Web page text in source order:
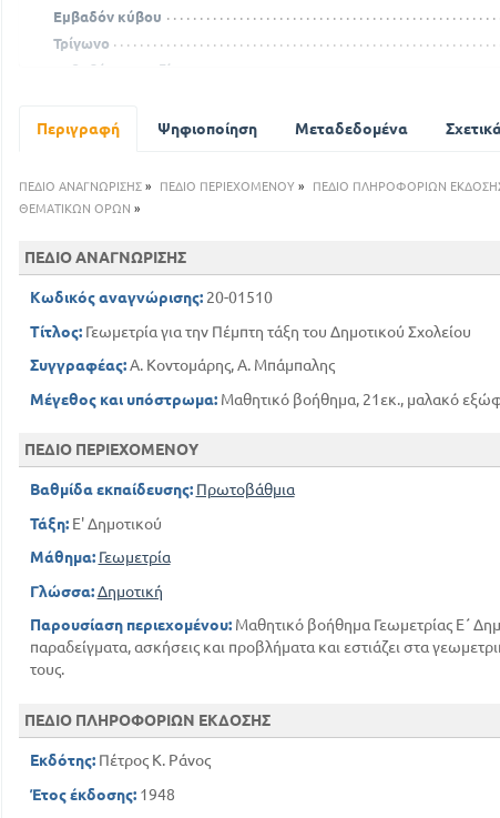
Εμβαδόν κύβου
Τρίγωνο
Εμβαδόν τραπεζίου
Περιγραφή Ψηφιοποίηση Μεταδεδομένα
ΠΕΔΙΟ ΑΝΑΓΝΩΡΙΣΗΣ» ΠΕΔΙΟ ΠΕΡΙΕΧΟΜΕΝΟΥ» ΠΕΔΙΟ ΠΛΗΡΟΦΟΡΙΩΝ
ΘΕΜΑΤΙΚΩΝ ΟΡΩΝ »
ΠΕΔΙΟ ΑΝΑΓΝΩΡΙΣΗΣ
Κωδικός αναγνώρισης:20-01510
Τίτλος:Γεωμετρία για την Πέμπτη τάξη του Δημοτικού Σχολείου
Συγγραφέας:Α. Κοντομάρης, Α. Μπάμπαλης
Μέγεθος και υπόστρωμα:Μαθητικό βοήθημα, 21εκ., μαλακό
ΠΕΔΙΟ ΠΕΡΙΕΧΟΜΕΝΟΥ
Βαθμίδα εκπαίδευσης: Πρωτοβάθμια
Τάξη:Ε' Δημοτικού
Μάθημα: Γεωμετρία
Γλώσσα: Δημοτική
Παρουσίαση περιεχομένου:Μαθητικό βοήθημα Γεωμετρίας Ε΄
παραδείγματα, ασκήσεις και προβλήματα και εστιάζει στα
τους.
ΠΕΔΙΟ ΠΛΗΡΟΦΟΡΙΩΝ ΕΚΔΟΣΗΣ
Εκδότης:Πέτρος Κ. Ράνος
Έτος έκδοσης:1948